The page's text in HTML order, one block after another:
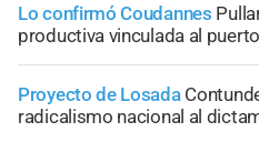
Lo confirmó Coudannes
productiva vinculada al
Proyecto de Losada
radicalismo nacional al